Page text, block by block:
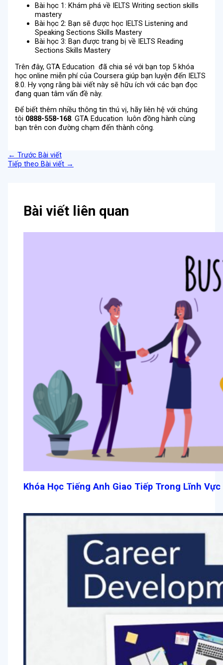
Bài học 1: Khám phá về IELTS Writing section skills
mastery
Bài học 2: Bạn sẽ được học IELTS Listening and
Speaking Sections Skills Mastery
Bài học 3: Bạn được trang bị về IELTS Reading
Sections Skills Mastery
Trên đây, GTA Education đã chia sẻ với bạn top 5 khóa
học online miễn phí của Coursera giúp bạn luyện đến IELTS
8.0. Hy vọng rằng bài viết này sẽ hữu ích với các bạn đọc
đang quan tâm vấn đề này.
Để biết thêm nhiều thông tin thú vị, hãy liên hệ với chúng
tôi 0888-558-168. GTA Education luôn đồng hành cùng
bạn trên con đường chạm đến thành công.
← Trước Bài viết
Tiếp theo Bài viết →
Bài viết liên quan
Khóa Học Tiếng Anh Giao Tiếp Trong Lĩnh